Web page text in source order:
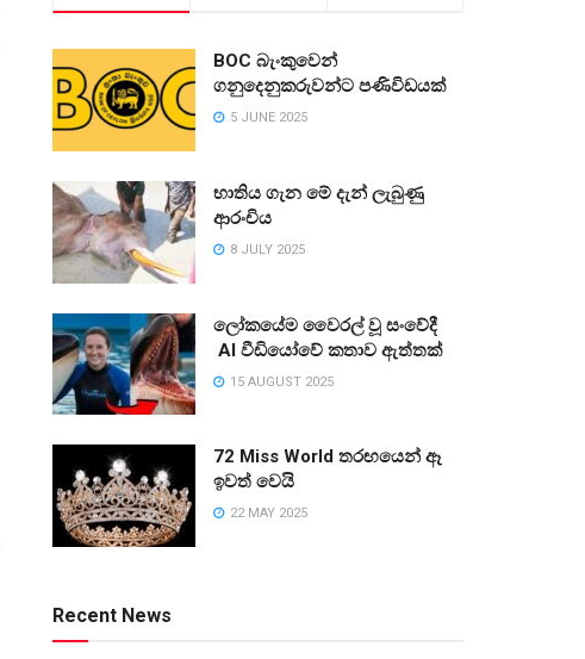
BOC බැංකුවෙන්
ගනුදෙනුකරුවන්ට පණිවිඩයක්
5 JUNE 2025
භාතිය ගැන මේ දැන් ලැබුණු
ආරංචිය
8 JULY 2025
ලෝකයේම වෛරල් වූ සංවේදී
AI වීඩියෝවේ කතාව ඇත්තක්
15 AUGUST 2025
72 Miss World තරඟයෙන් ඈ
ඉවත් වෙයි
22 MAY 2025
Recent News